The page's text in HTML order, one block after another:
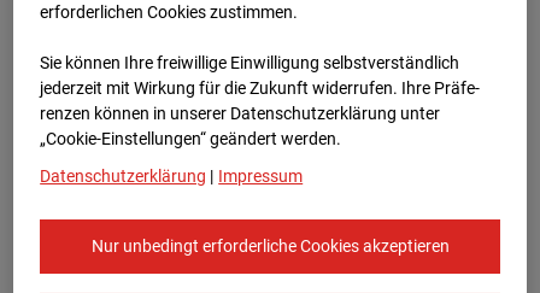
Europe/Berlin
erforderlichen Cookies zustimmen.
Sie können Ihre freiwillige Einwilligung selbstverständlich
jederzeit mit Wirkung für die Zukunft widerrufen. Ihre Prä­fe­
renzen können in unserer Datenschutzerklärung unter
„Cookie-Einstellungen“ geändert werden.
Datenschutzerklärung | Impressum
Nur unbedingt erforderliche Cookies akzeptieren